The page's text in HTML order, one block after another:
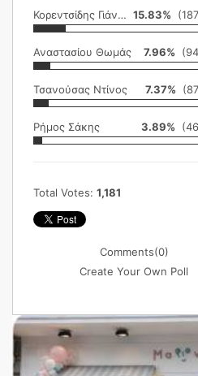
Κορεντσίδης Γιάννης 15.83%
Αναστασίου Θωμάς 7.96%
Τσανούσας Ντίνος 7.37%
Ρήμος Σάκης 3.89%
Total Votes: 1,181
Comments(0)
Create Your Own Poll